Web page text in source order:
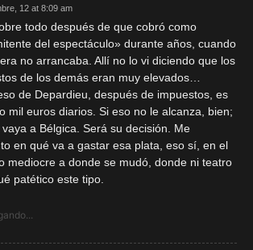
12 at 8:09 am
todo después de que cobró como
del espectáculo» durante años, cuando
no arrancaba. Allí no lo vi diciendo que los
de los demás eran muy elevados…
de Depardieu, después de impuestos, es
mil euros diarios. Si eso no le alcanza, bien;
a Bélgica. Será su decisión. Me
en qué va a gastar esa plata, eso sí, en el
mediocre a donde se mudó, donde ni teatro
patético este tipo.